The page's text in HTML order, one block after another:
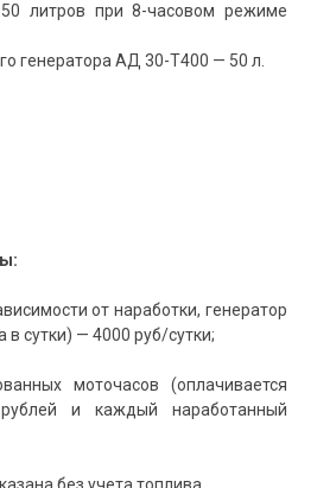
литров при 8-часовом режиме
генератора АД 30-Т400 — 50 л.
от наработки, генератор
сутки) — 4000 руб/сутки;
моточасов (оплачивается
и каждый наработанный